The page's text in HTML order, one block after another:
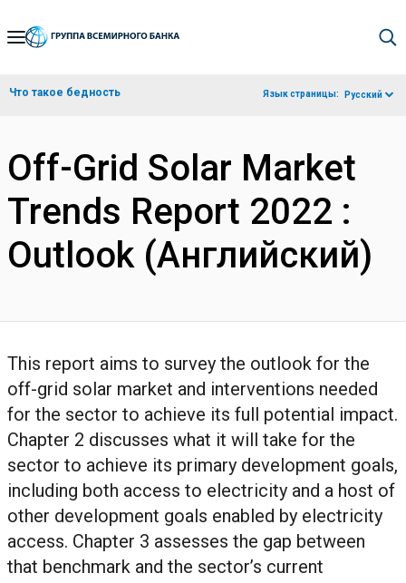
Skip
Navigation
Что такое бедность Язык страницы: Русский
Off-Grid Solar Market
Trends Report 2022 :
Outlook (Английский)
This report aims to survey the outlook for the
off-grid solar market and interventions needed
for the sector to achieve its full potential impact.
Chapter 2 discusses what it will take for the
sector to achieve its primary development goals,
including both access to electricity and a host of
other development goals enabled by electricity
access. Chapter 3 assesses the gap between
that benchmark and the sector’s current